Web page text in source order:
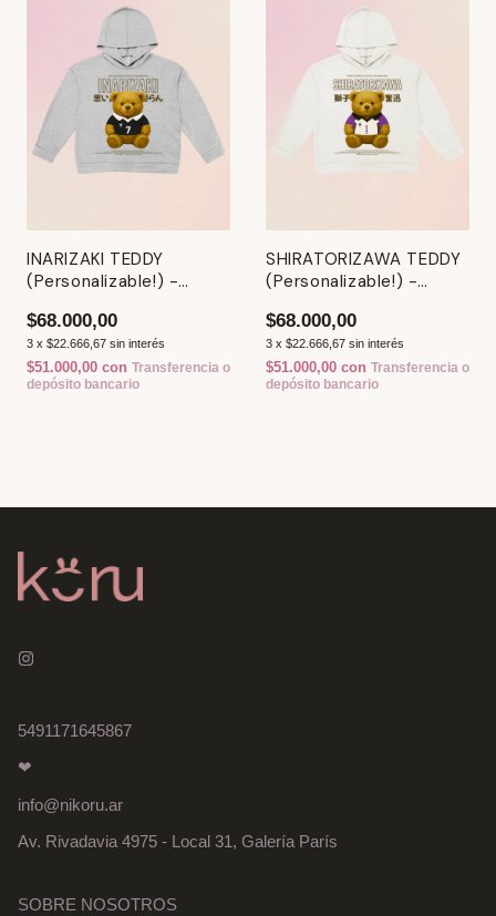
INARIZAKI TEDDY
(Personalizable!) -
$68.000,00
3 x $22.666,67 sin interés
$51.000,00 con Transferencia o
depósito bancario
SHIRATORIZAWA TEDDY
(Personalizable!) -
$68.000,00
3 x $22.666,67 sin interés
$51.000,00 con Transferencia o
depósito bancario
5491171645867
❤
info@nikoru.ar
Av. Rivadavia 4975 - Local 31, Galería París
SOBRE NOSOTROS